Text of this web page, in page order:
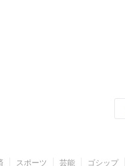
スポーツ 芸能 ゴシップ